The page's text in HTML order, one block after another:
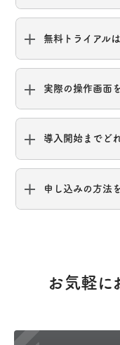
無料トライアル
実際の操作画面
導入開始までど
申し込みの方法
お気軽に